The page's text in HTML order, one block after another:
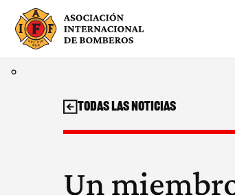
contenido
Un
Todas las noticias